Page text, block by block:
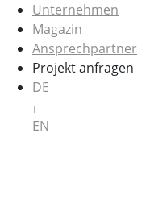
Unternehmen
Magazin
Ansprechpartner
Projekt anfragen
DE
|
EN